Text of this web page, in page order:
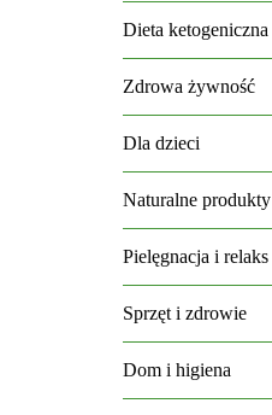
Dieta ketogeniczna
Zdrowa żywność
Dla dzieci
Naturalne produkty
Pielęgnacja i relaks
Sprzęt i zdrowie
Dom i higiena